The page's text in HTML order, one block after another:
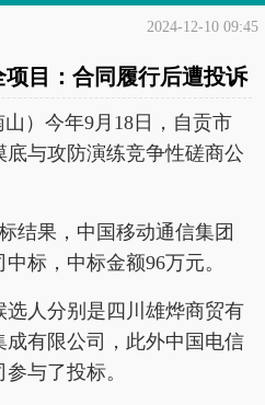
2024-12-10 09:45
目：合同履行后遭投诉
）今年9月18日，自贡市
与攻防演练竞争性磋商公
结果，中国移动通信集团
标，中标金额96万元。
人分别是四川雄烨商贸有
成有限公司，此外中国电信
与了投标。